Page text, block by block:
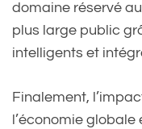
domaine réservé
plus large public
intelligents et
Finalement,
l’économie